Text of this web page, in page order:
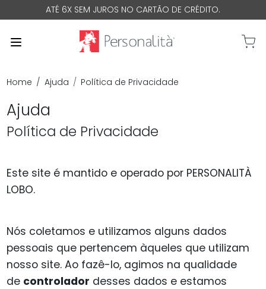
ATÉ 6X SEM JUROS NO CARTÃO DE CRÉDITO.
0
Home Ajuda Política de Privacidade
Ajuda
Política de Privacidade
Este site é mantido e operado por PERSONALITÀ
LOBO.
Nós coletamos e utilizamos alguns dados
pessoais que pertencem àqueles que utilizam
nosso site. Ao fazê-lo, agimos na qualidade
de controlador desses dados e estamos